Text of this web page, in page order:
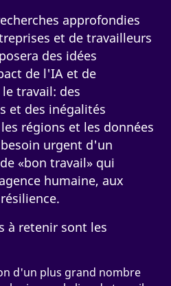
approfondies
et de travailleurs
des idées
de l'IA et de
travail: des
et des inégalités
régions et les données
urgent d'un
«bon travail» qui
humaine, aux
à retenir sont les
d'un plus grand nombre